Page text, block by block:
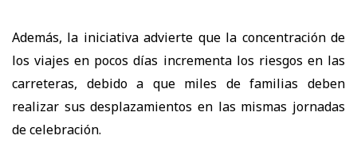
Además, la iniciativa advierte que la concentración de
los viajes en pocos días incrementa los riesgos en las
carreteras, debido a que miles de familias deben
realizar sus desplazamientos en las mismas jornadas
de celebración.